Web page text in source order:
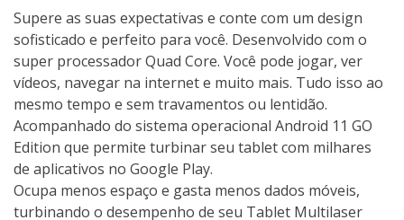
Supere as suas expectativas e conte com um design
sofisticado e perfeito para você. Desenvolvido com o
super processador Quad Core. Você pode jogar, ver
vídeos, navegar na internet e muito mais. Tudo isso ao
mesmo tempo e sem travamentos ou lentidão.
Acompanhado do sistema operacional Android 11 GO
Edition que permite turbinar seu tablet com milhares
de aplicativos no Google Play.
Ocupa menos espaço e gasta menos dados móveis,
turbinando o desempenho de seu Tablet Multilaser